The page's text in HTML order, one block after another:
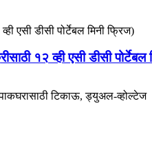
१२ व्ही एसी डीसी पोर्टेबल
टिकाऊ, ड्युअल-व्होल्टेज